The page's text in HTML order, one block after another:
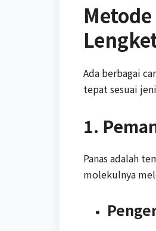
Ada berbagai
tepat sesuai
1.
Panas adalah
molekulnya